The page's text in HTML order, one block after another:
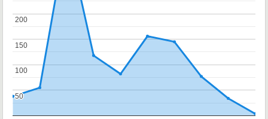
50
50
100
100
150
150
200
200